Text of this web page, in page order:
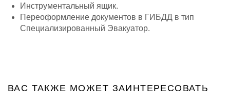
Инструментальный ящик.
Переоформление документов в ГИБДД в тип
Специализированный Эвакуатор.
ВАС ТАКЖЕ МОЖЕТ ЗАИНТЕРЕСОВАТЬ